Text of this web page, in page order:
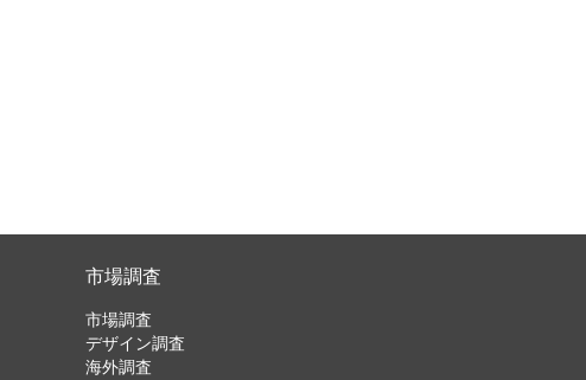
市場調査
市場調査
デザイン調査
海外調査